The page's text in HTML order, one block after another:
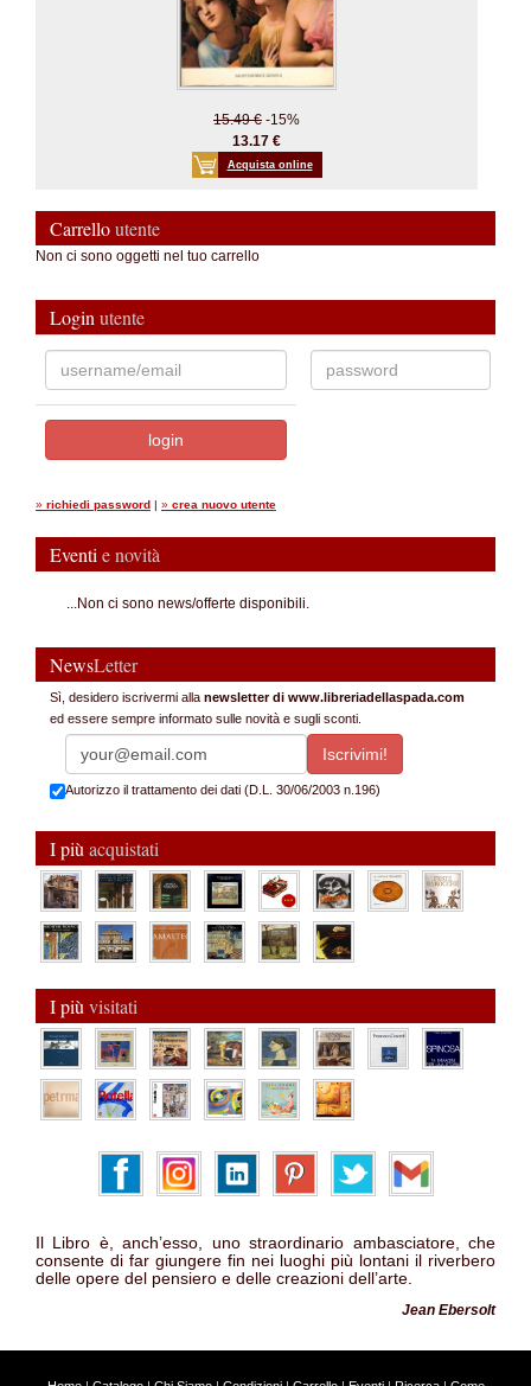
15.49 € -15%
13.17 €
Acquista online
Carrelloutente
Non ci sono oggetti nel tuo carrello
Login utente
» richiedi password | » crea nuovo utente
Eventi e novità
...Non ci sono news/offerte disponibili.
NewsLetter
Sì, desidero iscrivermi alla newsletter di www.libreriadellaspada.com
ed essere sempre informato sulle novità e sugli sconti.
Autorizzo il trattamento dei dati (D.L. 30/06/2003 n.196)
I più acquistati
I più visitati
Il Libro è, anch’esso, uno straordinario ambasciatore, che
consente di far giungere fin nei luoghi più lontani il riverbero
delle opere del pensiero e delle creazioni dell’arte.
Jean Ebersolt